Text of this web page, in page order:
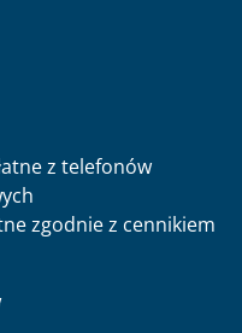
z telefonów
zgodnie z cennikiem